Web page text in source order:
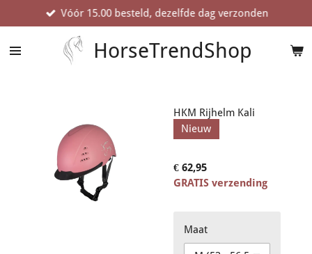
direct
naar
HorseTrendShop
Vóór 15.00 besteld, dezelfde dag verzonden
HKM Rijhelm Kali
Nieuw
€ 62,95
GRATIS verzending
Maat